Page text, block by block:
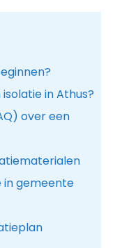
in Athus?
over een
in gemeente